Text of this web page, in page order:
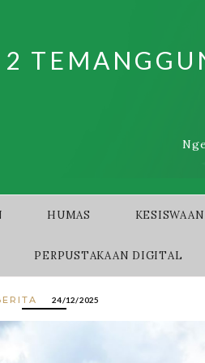
HUMAS KESISWAAN
PERPUSTAKAAN DIGITAL
24/12/2025